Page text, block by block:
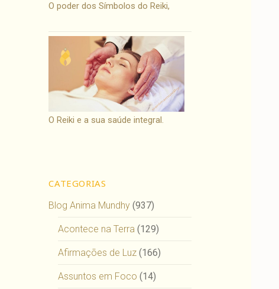
O poder dos Símbolos do Reiki,
O Reiki e a sua saúde integral.
CATEGORIAS
Blog Anima Mundhy (937)
Acontece na Terra (129)
Afirmações de Luz (166)
Assuntos em Foco (14)